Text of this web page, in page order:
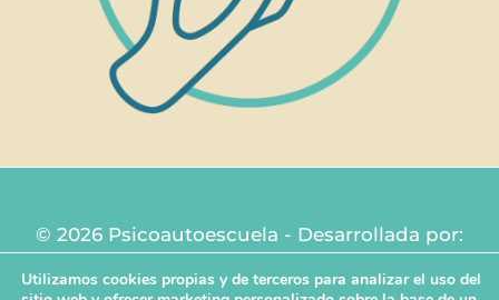
© 2026 Psicoautoescuela - Desarrollada por:
Utilizamos cookies propias y de terceros para analizar el uso del